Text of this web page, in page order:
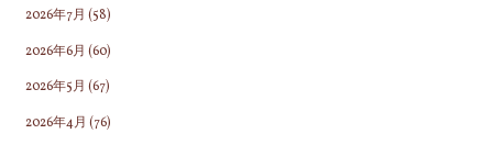
2026年7月 (58)
2026年6月 (60)
2026年5月 (67)
2026年4月 (76)